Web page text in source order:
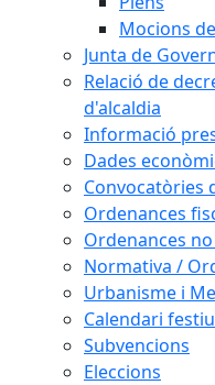
Mocions
Junta de
Relació de
d'alcaldia
Informació
Dades
Convocatòries
Ordenances
Ordenances
Normativa /
Urbanisme i
Calendari festiu
Subvencions
Eleccions